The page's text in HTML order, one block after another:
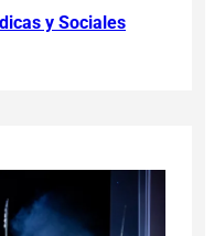
y Sociales